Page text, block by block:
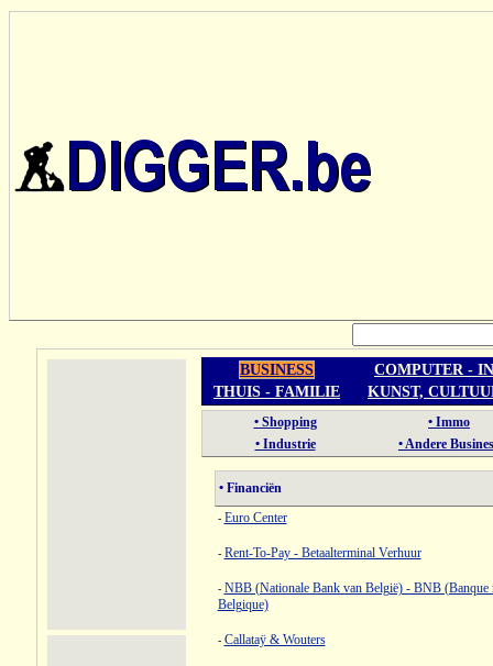
BUSINESS
COMPUTER -
THUIS - FAMILIE
KUNST,
• Shopping
• Immo
• Industrie
• Andere
• Financiën
- Euro Center
- Rent-To-Pay - Betaalterminal Verhuur
- NBB (Nationale Bank van België) - BNB (Banque
Belgique)
- Callataÿ & Wouters